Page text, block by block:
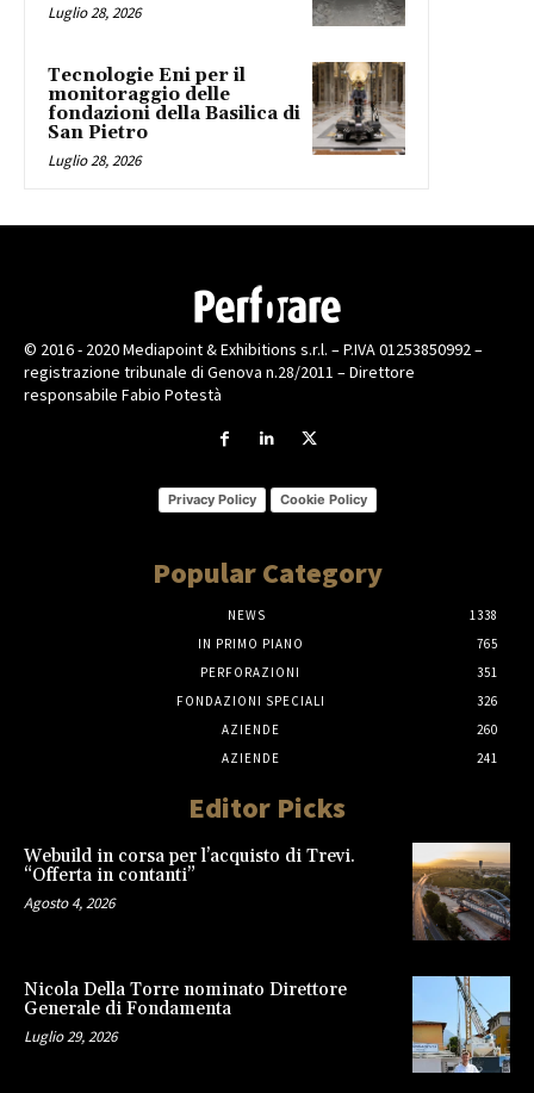
Luglio 28, 2026
Tecnologie Eni per il
monitoraggio delle
fondazioni della Basilica di
San Pietro
Luglio 28, 2026
© 2016 - 2020 Mediapoint & Exhibitions s.r.l. – P.IVA 01253850992 –
registrazione tribunale di Genova n.28/2011 – Direttore
responsabile Fabio Potestà
Privacy Policy Cookie Policy
Popular Category
NEWS
1338
IN PRIMO PIANO
765
PERFORAZIONI
351
FONDAZIONI SPECIALI
326
AZIENDE
260
AZIENDE
241
Editor Picks
Webuild in corsa per l’acquisto di Trevi.
“Offerta in contanti”
Agosto 4, 2026
Nicola Della Torre nominato Direttore
Generale di Fondamenta
Luglio 29, 2026